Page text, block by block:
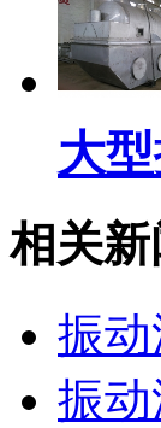
大
相关新
振
振